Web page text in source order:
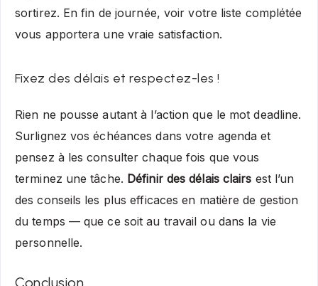
sortirez. En fin de journée, voir votre liste complétée
vous apportera une vraie satisfaction.
Fixez des délais et respectez-les !
Rien ne pousse autant à l’action que le mot deadline.
Surlignez vos échéances dans votre agenda et
pensez à les consulter chaque fois que vous
terminez une tâche. Définir des délais clairs est l’un
des conseils les plus efficaces en matière de gestion
du temps — que ce soit au travail ou dans la vie
personnelle.